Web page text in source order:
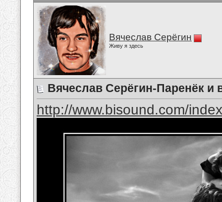
Вячеслав Серёгин
Живу я здесь
Вячеслав Серёгин-Паренёк и
http://www.bisound.com/